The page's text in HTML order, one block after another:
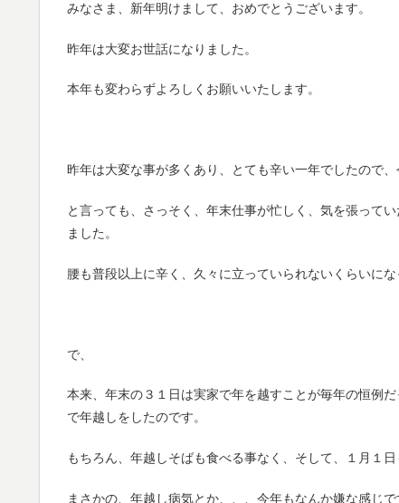
みなさま、新年明けまして、おめでとうございます。
昨年は大変お世話になりました。
本年も変わらずよろしくお願いいたします。
昨年は大変な事が多くあり、とても辛い一年でしたので
と言っても、さっそく、年末仕事が忙しく、気を張って
ました。
腰も普段以上に辛く、久々に立っていられないくらいにな
で、
本来、年末の３１日は実家で年を越すことが毎年の恒例
で年越しをしたのです。
もちろん、年越しそばも食べる事なく、そして、１月１
まさかの、年越し病気とか、、、今年もなんか嫌な感じで